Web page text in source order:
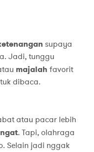
supaya
Jadi, tunggu
majalah favorit
dibaca.
atau pacar lebih
. Tapi, olahraga
Selain jadi nggak